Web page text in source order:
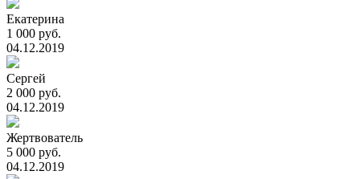
Екатерина
1 000 руб.
04.12.2019
Сергей
2 000 руб.
04.12.2019
Жертвователь
5 000 руб.
04.12.2019